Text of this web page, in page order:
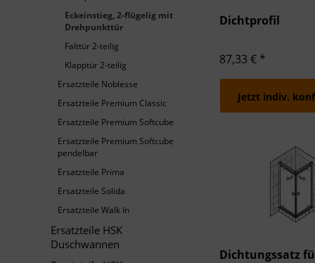
Eckeinstieg, 2-flügelig mit
Drehpunkttür
Falttür 2-teilig
Klapptür 2-teilig
Ersatzteile Noblesse
Ersatzteile Premium Classic
Ersatzteile Premium Softcube
Ersatzteile Premium Softcube
pendelbar
Ersatzteile Prima
Ersatzteile Solida
Ersatzteile Walk In
Ersatzteile HSK
Duschwannen
Dichtprofil
87,33 € *
Jetzt indiv.
Dichtungssatz
Besondere